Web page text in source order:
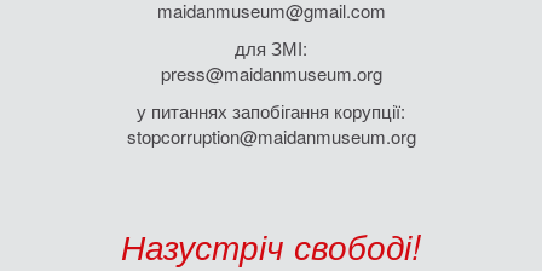
maidanmuseum@gmail.com
для ЗМІ:
press@maidanmuseum.org
у питаннях запобігання корупції:
stopcorruption@maidanmuseum.org
Назустріч свободі!